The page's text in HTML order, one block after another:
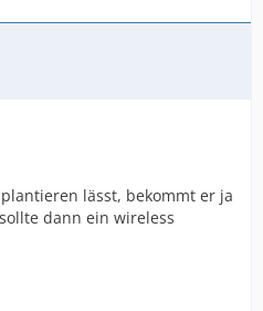
lässt, bekommt er ja
dann ein wireless